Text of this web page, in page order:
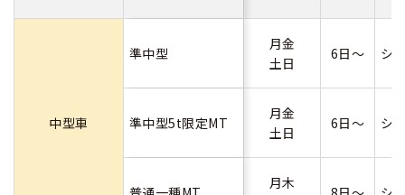
中型車
準中型
月金
土日
6日～ シ
準中型5t限定MT
月金
土日
6日～ シ
月木